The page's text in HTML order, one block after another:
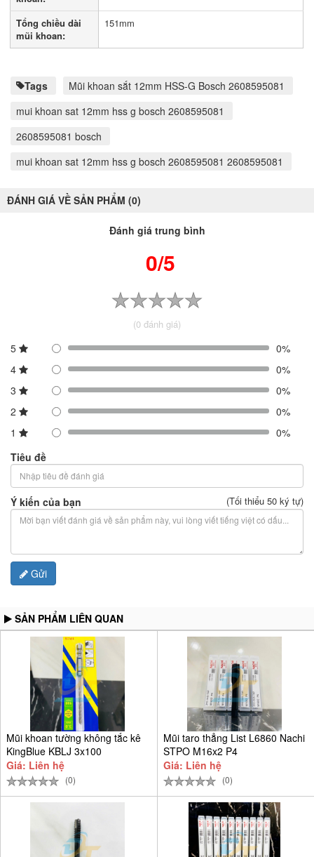
Tổng chiều dài
mũi khoan:
151mm
Tags
Mũi khoan sắt 12mm HSS-G Bosch 2608595081
mui khoan sat 12mm hss g bosch 2608595081
2608595081 bosch
mui khoan sat 12mm hss g bosch 2608595081 2608595081
ĐÁNH GIÁ VỀ SẢN PHẨM (0)
Đánh giá trung bình
0/5
(0 đánh giá)
5
0%
4
0%
3
0%
2
0%
1
0%
Tiêu đề
Ý kiến của bạn (Tối thiểu 50 ký tự)
Gửi
SẢN PHẨM LIÊN QUAN
Mũi khoan tường không tắc kê
KingBlue KBLJ 3x100
Giá: Liên hệ
(0)
Mũi taro thẳng List L6860 Nachi
STPO M16x2 P4
Giá: Liên hệ
(0)